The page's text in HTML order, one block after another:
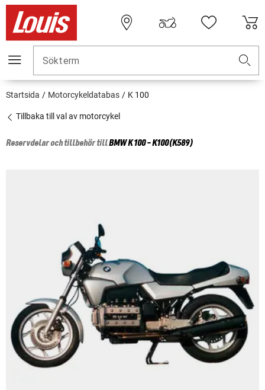
Sökterm
Startsida Motorcykeldatabas K 100
Tillbaka till val av motorcykel
Reservdelar och tillbehör tillBMWK 100 - K100(K589)